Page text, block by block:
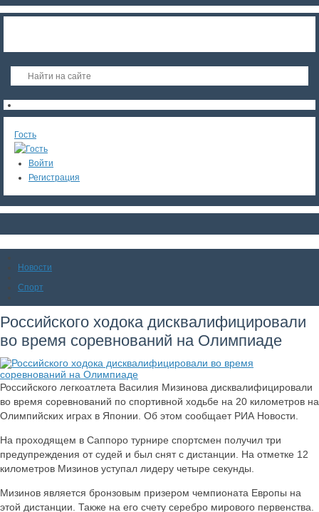
Гость
Войти
Регистрация
Новости
Спорт
Российского ходока дисквалифицировали
во время соревнований на Олимпиаде
Российского легкоатлета Василия Мизинова дисквалифицировали
во время соревнований по спортивной ходьбе на 20 километров на
Олимпийских играх в Японии. Об этом сообщает РИА Новости.
На проходящем в Саппоро турнире спортсмен получил три
предупреждения от судей и был снят с дистанции. На отметке 12
километров Мизинов уступал лидеру четыре секунды.
Мизинов является бронзовым призером чемпионата Европы на
этой дистанции. Также на его счету серебро мирового первенства.